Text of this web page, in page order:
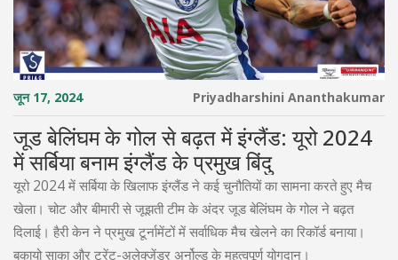
जून 17, 2024 Priyadharshini Ananthakumar
जूड बेलिंघम के गोल से बढ़त में इंग्लैंड: यूरो 2024
में सर्बिया बनाम इंग्लैंड के प्रमुख बिंदु
यूरो 2024 में सर्बिया के खिलाफ इंग्लैंड ने कई चुनौतियों का सामना करते हुए मैच
खेला। चोट और बीमारी से जूझती टीम के अंदर जूड बेलिंघम के गोल ने बढ़त
दिलाई। हैरी केन ने प्रमुख टूर्नामेंटों में सर्वाधिक मैच खेलने का रिकॉर्ड बनाया।
बुकायो साका और ट्रेंट-अलेक्जेंडर अर्नोल्ड के महत्वपूर्ण योगदान।